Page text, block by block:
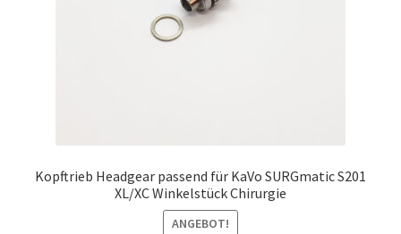
Kopftrieb Headgear passend für KaVo SURGmatic S201
XL/XC Winkelstück Chirurgie
ANGEBOT!